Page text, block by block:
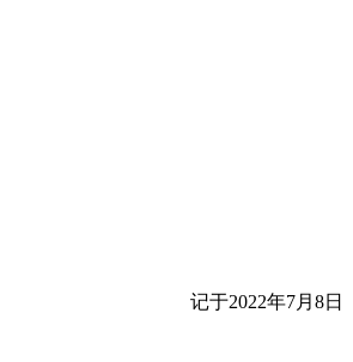
记于2022年7月8日